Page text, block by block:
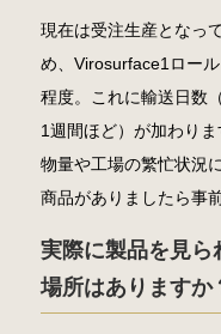
現在は受注生産となっ
め、Virosurface1ロー
程度。これに輸送日数
1週間ほど）が加わりま
物量や工場の繁忙状況
商品がありましたら事
実際に製品を見ら
場所はありますか